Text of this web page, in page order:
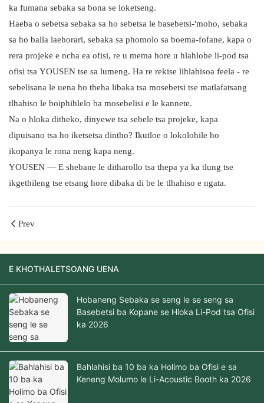
ka fumana sebaka sa bona se loketseng.
Haeba o sebetsa sebaka sa ho sebetsa le basebetsi-'moho, sebaka
sa ho balla laeborari, sebaka sa phomolo sa boema-fofane, kapa o
rera projeke e ncha ea ofisi, re u mema hore u hlahlobe li-pod tsa
ofisi tsa YOUSEN tse sa lumeng. Ha re rekise lihlahisoa feela - re
sebelisana le uena ho theha libaka tsa mosebetsi tse matlafatsang
tlhahiso le boiphihlelo ba mosebelisi e le kannete.
Na o hloka ditheko, dinyewe tsa sebele tsa projeke, kapa
dipuisano tsa ho iketsetsa dintho? Ikutloe o lokolohile ho
ikopanya le rona neng kapa neng.
YOUSEN — E shebane le ditharollo tsa thepa ya ka tlung tse
ikgethileng tse etsang hore dibaka di be le tlhahiso e ngata.
Prev
E KHOTHALETSOANG UENA
Hobaneng Sebaka se seng le se seng sa
Basebetsi ba Kopane se Hloka Li-Pod tsa Ofisi
ka 2026
Bahlahisi ba 10 ba ka Holimo ba Ofisi e sa
Keneng Molumo le Li-Acoustic Booth ka 2026